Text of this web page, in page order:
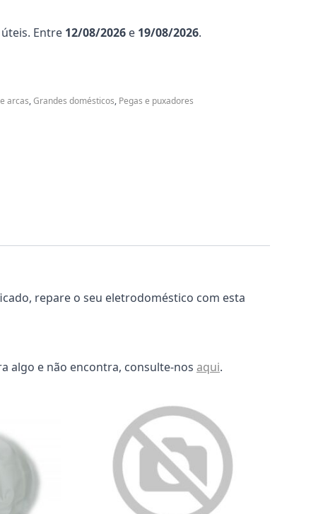
Entre 12/08/2026 e 19/08/2026.
arcas,Grandes domésticos, Pegas e puxadores
repare o seu eletrodoméstico com esta
algo e não encontra, consulte-nos aqui.